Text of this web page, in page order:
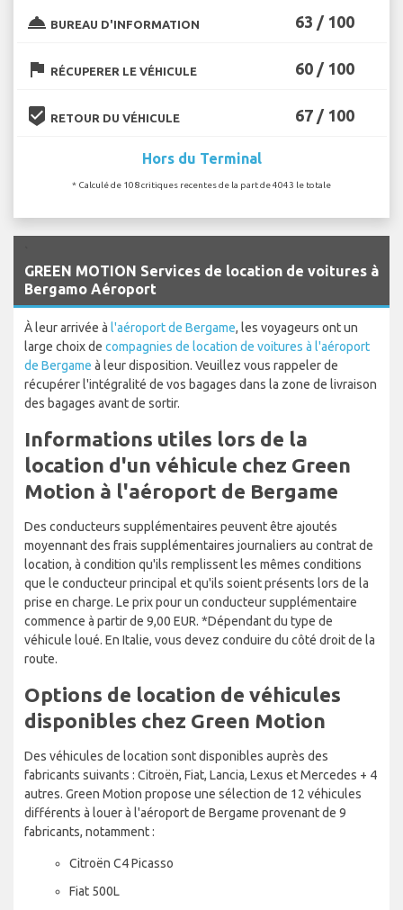
room_service BUREAU D'INFORMATION 63 / 100
flag RÉCUPERER LE VÉHICULE 60 / 100
beenhere RETOUR DU VÉHICULE 67 / 100
Hors du Terminal
* Calculé de 108 critiques recentes de la part de 4043 le totale
GREEN MOTION Services de location de voitures à
Bergamo Aéroport
À leur arrivée à l'aéroport de Bergame, les voyageurs ont un
large choix de compagnies de location de voitures à l'aéroport
de Bergame à leur disposition. Veuillez vous rappeler de
récupérer l'intégralité de vos bagages dans la zone de livraison
des bagages avant de sortir.
Informations utiles lors de la
location d'un véhicule chez Green
Motion à l'aéroport de Bergame
Des conducteurs supplémentaires peuvent être ajoutés
moyennant des frais supplémentaires journaliers au contrat de
location, à condition qu'ils remplissent les mêmes conditions
que le conducteur principal et qu'ils soient présents lors de la
prise en charge. Le prix pour un conducteur supplémentaire
commence à partir de 9,00 EUR. *Dépendant du type de
véhicule loué. En Italie, vous devez conduire du côté droit de la
route.
Options de location de véhicules
disponibles chez Green Motion
Des véhicules de location sont disponibles auprès des
fabricants suivants : Citroën, Fiat, Lancia, Lexus et Mercedes + 4
autres. Green Motion propose une sélection de 12 véhicules
différents à louer à l'aéroport de Bergame provenant de 9
fabricants, notamment :
Citroën C4 Picasso
Fiat 500L